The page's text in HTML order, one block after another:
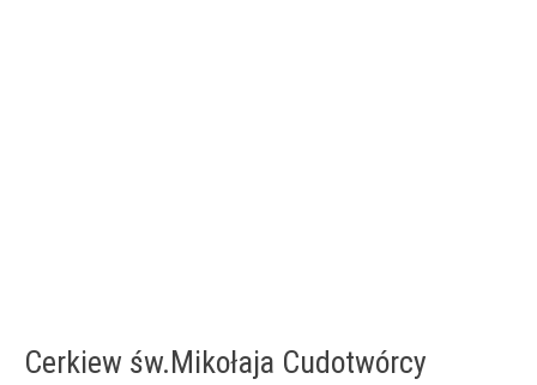
Cerkiew św.Mikołaja Cudotwórcy